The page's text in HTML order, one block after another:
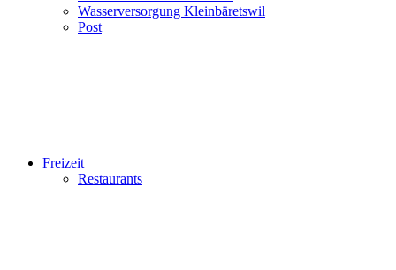
Wasserversorgung Kleinbäretswil
Post
Freizeit
Restaurants